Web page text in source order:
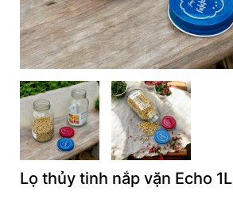
Lọ thủy tinh nắp vặn Echo 1L